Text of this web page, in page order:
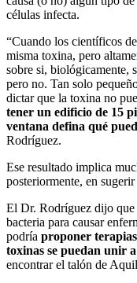
células infecta.
“Cuando los científicos
misma toxina, pero
sobre si, biológicamente,
pero no. Tan solo
dictar que la toxina no
tener un edificio de 15
ventana defina qué
Rodríguez.
Ese resultado implica
posteriormente, en sugerir
El Dr. Rodríguez dijo que
bacteria para causar
podría proponer
toxinas se puedan unir
encontrar el talón de